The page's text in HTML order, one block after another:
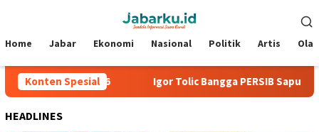
Mobile
Home Jabar Ekonomi Nasional Politik Artis
Konten Spesial
Presiden 2026 Igor Tolic Bangga PERSIB Sapu
HEADLINES